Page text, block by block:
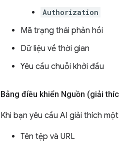
Authorization
Mã trạng thái phản hồi
Dữ liệu về thời gian
Yêu cầu chuỗi khởi đầu
Bảng điều khiển Nguồn (giải
Khi bạn yêu cầu AI giải thích
Tên tệp và URL